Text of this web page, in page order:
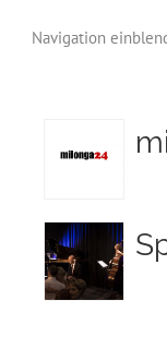
Navigation